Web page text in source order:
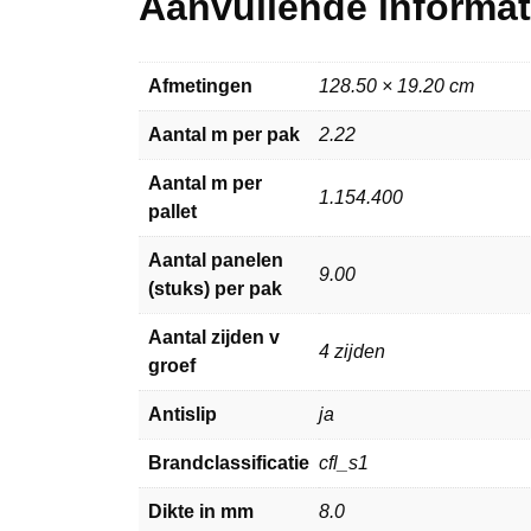
Afmetingen 128.50 × 19.20 cm
Aantal m per pak 2.22
Aantal m per
pallet
1.154.400
Aantal panelen
(stuks) per pak
9.00
Aantal zijden v
groef
4 zijden
Antislip ja
Brandclassificatie cfl_s1
Dikte in mm 8.0